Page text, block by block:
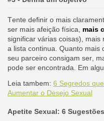
Tente definir o mais
ser mais afeição física, mais
significar várias coisas), mais
a lista continua. Quanto mais
seu parceiro consigam ser,
pode ser encontrada. Em
Leia tambem: 6 Segredos
Aumentar o Desejo Sexual
Apetite Sexual: 6